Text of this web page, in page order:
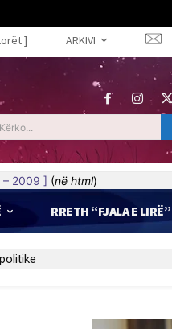
] ARKIVI
Kërko...
2009 ] (në html)
RRETH “FJALA E LIRË”